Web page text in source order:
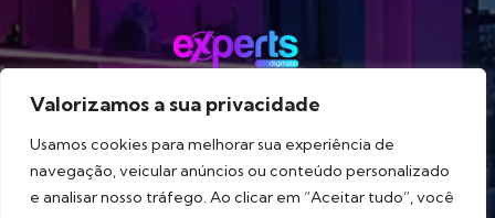
Valorizamos a sua privacidade
Usamos cookies para melhorar sua experiência de
navegação, veicular anúncios ou conteúdo personalizado
e analisar nosso tráfego. Ao clicar em “Aceitar tudo”, você
Método Serviços Portfólio Blog